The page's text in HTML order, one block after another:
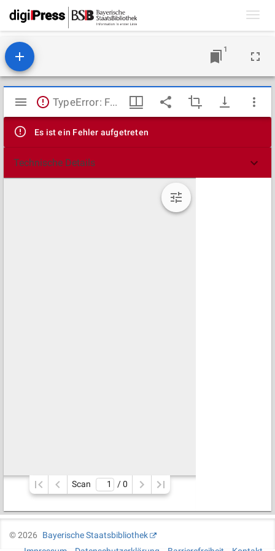
1
Mirador
Viewer
TypeError: Failed to fetch
Es ist ein Fehler aufgetreten
Technische Details
Scan / 0
©2026
Bayerische Staatsbibliothek